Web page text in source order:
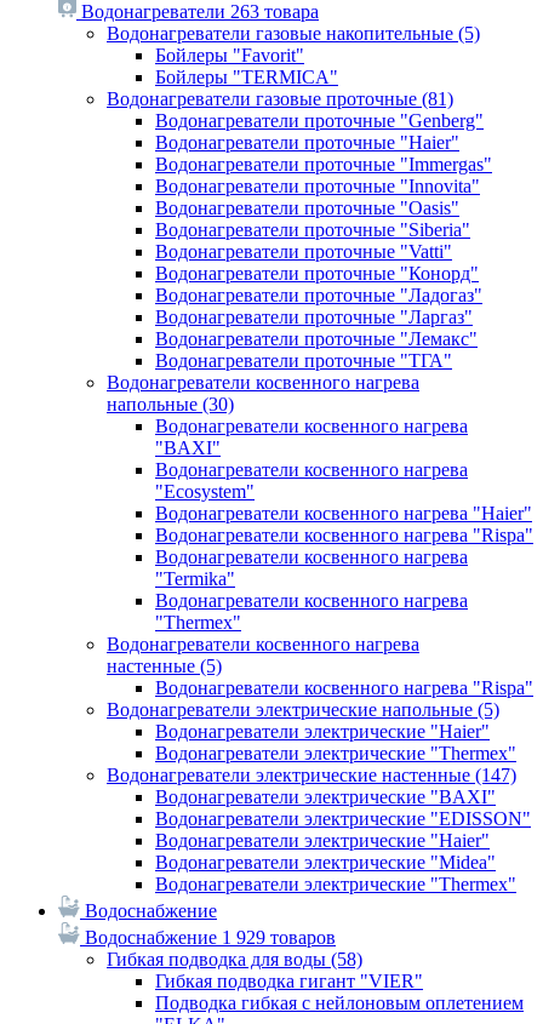
Водонагреватели 263 товара
Водонагреватели газовые накопительные (5)
Бойлеры "Favorit"
Бойлеры "TERMICA"
Водонагреватели газовые проточные (81)
Водонагреватели проточные "Genberg"
Водонагреватели проточные "Haier"
Водонагреватели проточные "Immergas"
Водонагреватели проточные "Innovita"
Водонагреватели проточные "Oasis"
Водонагреватели проточные "Siberia"
Водонагреватели проточные "Vatti"
Водонагреватели проточные "Конорд"
Водонагреватели проточные "Ладогаз"
Водонагреватели проточные "Ларгаз"
Водонагреватели проточные "Лемакс"
Водонагреватели проточные "ТГА"
Водонагреватели косвенного нагрева
напольные (30)
Водонагреватели косвенного нагрева
"BAXI"
Водонагреватели косвенного нагрева
"Ecosystem"
Водонагреватели косвенного нагрева "Haier"
Водонагреватели косвенного нагрева "Rispa"
Водонагреватели косвенного нагрева
"Termika"
Водонагреватели косвенного нагрева
"Thermex"
Водонагреватели косвенного нагрева
настенные (5)
Водонагреватели косвенного нагрева "Rispa"
Водонагреватели электрические напольные (5)
Водонагреватели электрические "Haier"
Водонагреватели электрические "Thermex"
Водонагреватели электрические настенные (147)
Водонагреватели электрические "BAXI"
Водонагреватели электрические "EDISSON"
Водонагреватели электрические "Haier"
Водонагреватели электрические "Midea"
Водонагреватели электрические "Thermex"
Водоснабжение
Водоснабжение 1 929 товаров
Гибкая подводка для воды (58)
Гибкая подводка гигант "VIER"
Подводка гибкая с нейлоновым оплетением